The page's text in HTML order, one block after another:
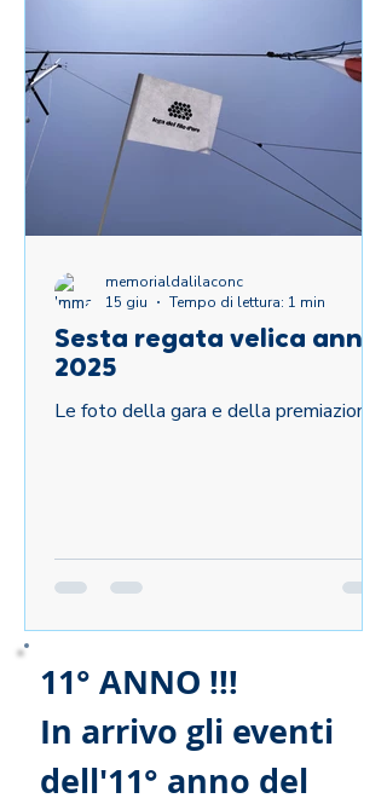
Sesta regata velica anno
2025
Le foto della gara e della premiazione
memorialdalilaconc
15 giu
Tempo di lettura: 1 min
11° ANNO !!!
In arrivo gli eventi
dell'11° anno del